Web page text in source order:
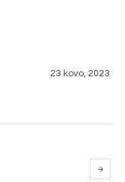
23 kovo, 2023